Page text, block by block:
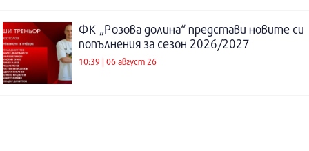
ФК „Розова долина“ представи новите си
попълнения за сезон 2026/2027
10:39 | 06 август 26